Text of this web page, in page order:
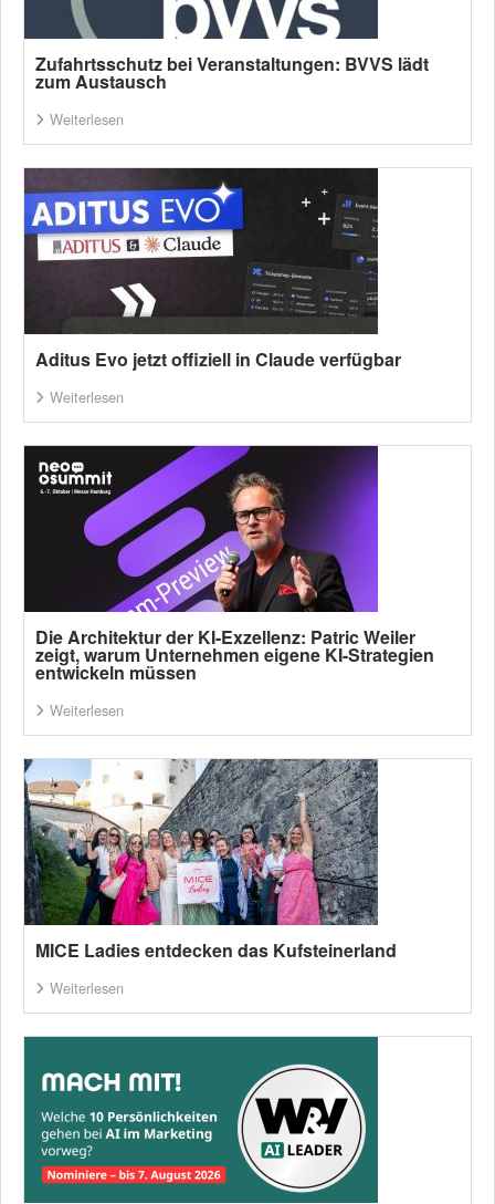
Zufahrtsschutz bei Veranstaltungen: BVVS lädt
zum Austausch
Weiterlesen
Aditus Evo jetzt offiziell in Claude verfügbar
Weiterlesen
Die Architektur der KI-Exzellenz: Patric Weiler
zeigt, warum Unternehmen eigene KI-Strategien
entwickeln müssen
Weiterlesen
MICE Ladies entdecken das Kufsteinerland
Weiterlesen